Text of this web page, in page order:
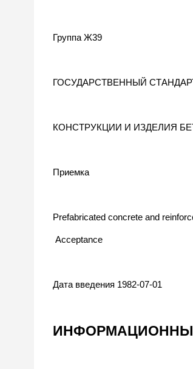
Группа Ж39
ГОСУДАРСТВЕННЫЙ
КОНСТРУКЦИИ И ИЗДЕЛИЯ
Приемка
Prefabricated concrete and
Acceptance
Дата введения 1982-07-01